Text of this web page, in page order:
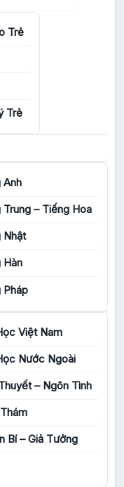
Trẻ
Trẻ
Anh
Trung – Tiếng Hoa
Nhật
Hàn
Pháp
Việt Nam
Nước Ngoài
– Ngôn Tình
Bí – Giả Tưởng